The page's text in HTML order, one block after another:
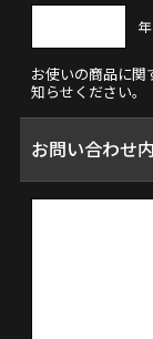
年
お使いの商品に関
知らせください。
お問い合わせ